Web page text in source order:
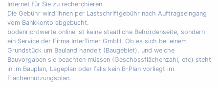
Internet für Sie zu recherchieren.
Die Gebühr wird Ihnen per Lastschriftgebühr nach Auftragseingang
vom Bankkonto abgebucht.
bodenrichtwerte.online ist keine staatliche Behördenseite, sondern
ein Service der Firma InterTimer GmbH. Ob es sich bei einem
Grundstück um Bauland handelt (Baugebiet), und welche
Bauvorgaben sie beachten müssen (Geschossflächenzahl, etc) steht
in im Bauplan, Lageplan oder falls kein B-Plan vorliegt im
Flächennutzungsplan.